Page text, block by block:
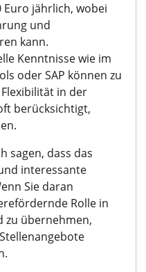
Euro jährlich, wobei
und
kann.
Kenntnisse wie im
oder SAP können zu
in der
berücksichtigt,
sagen, dass das
interessante
Sie daran
Rolle in
zu übernehmen,